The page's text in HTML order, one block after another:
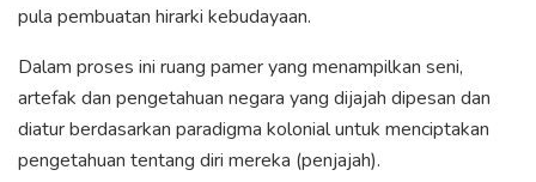
pula pembuatan hirarki kebudayaan.
Dalam proses ini ruang pamer yang menampilkan seni,
artefak dan pengetahuan negara yang dijajah dipesan dan
diatur berdasarkan paradigma kolonial untuk menciptakan
pengetahuan tentang diri mereka (penjajah).